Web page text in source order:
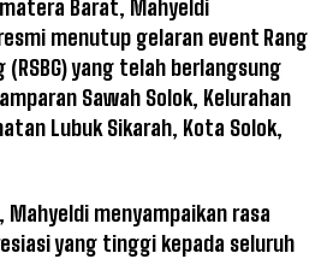
Barat, Mahyeldi
menutup gelaran event Rang
(RSBG) yang telah berlangsung
Sawah Solok, Kelurahan
Lubuk Sikarah, Kota Solok,
Mahyeldi menyampaikan rasa
yang tinggi kepada seluruh